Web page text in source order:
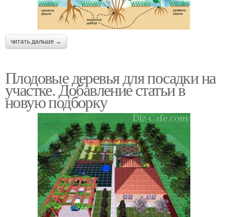
читать дальше →
Плодовые деревья для посадки на
участке. Добавление статьи в
новую подборку